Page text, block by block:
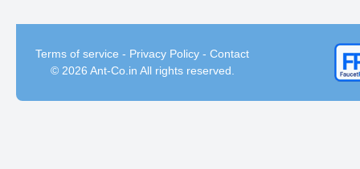
Terms of service - Privacy Policy - Contact
© 2026 Ant-Co.in All rights reserved.